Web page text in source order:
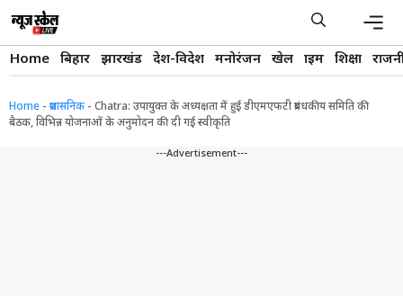
content
Home बिहार झारखंड देश-विदेश मनोरंजन खेल क्राइम शिक्षा
Home - प्रशासनिक - Chatra: उपायुक्त के अध्यक्षता में हुई डीएमएफटी प्रबंधकीय समिति की
बैठक, विभिन्न योजनाओं के अनुमोदन की दी गई स्वीकृति
---Advertisement---